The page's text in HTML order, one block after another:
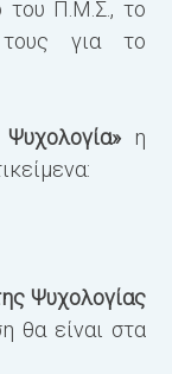
του Π.Μ.Σ., το
για το
η
Ψυχολογίας
θα είναι στα